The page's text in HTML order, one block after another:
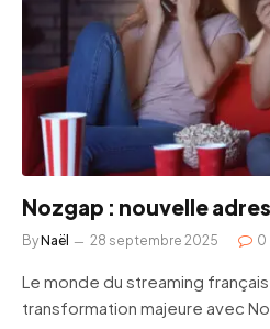
Nozgap : nouvelle
ByNaël 28 septembre 2025 0
Le monde du streaming
transformation majeure avec